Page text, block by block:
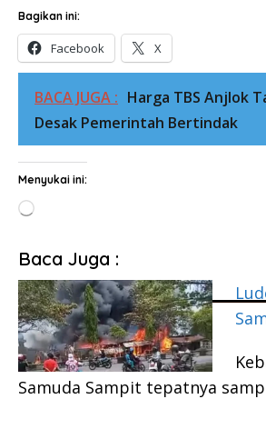
Bagikan ini:
Facebook X
BACA JUGA : Harga TBS Anjlok
Desak Pemerintah Bertindak
Menyukai ini:
Memuat...
Baca Juga :
Samuda Sampit tepatnya